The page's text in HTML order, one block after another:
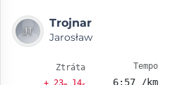
Trojnar
Jarosław
Ztráta
+ 23 14
Tempo
6:57 /km